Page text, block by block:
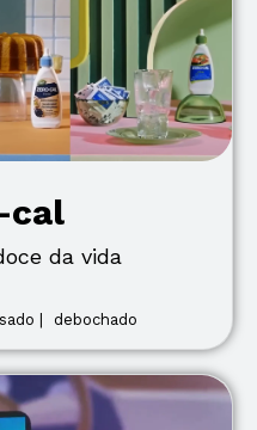
cal
da vida
| debochado